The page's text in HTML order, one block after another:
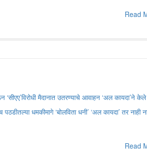
Read
‘सीएए’विरोधी मैदानात उतरण्याचे आवाहन ‘अल कायदा’ने
धमकीमागे ‘बोलविता धनी’ ‘अल कायदा’ तर नाही
Read